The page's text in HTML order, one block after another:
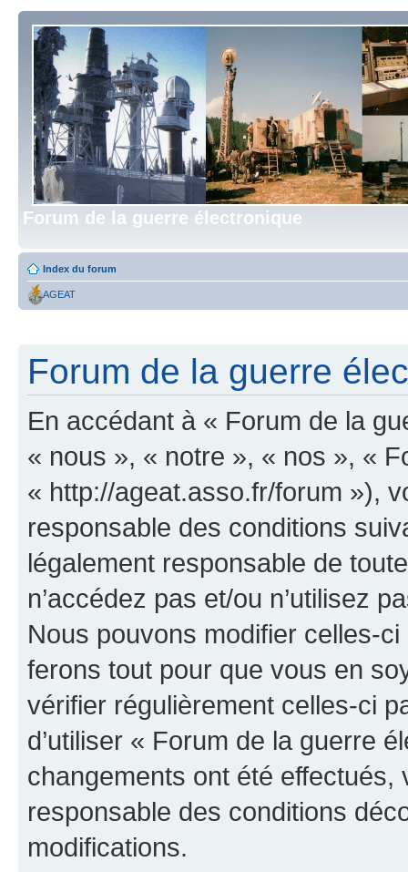
Forum de la guerre électronique
Index du forum
AGEAT
Forum de la guerre
En accédant à « Forum de la
« nous », « notre », « nos », «
« http://ageat.asso.fr/forum »),
responsable des conditions
légalement responsable de
n’accédez pas et/ou n’utilisez
Nous pouvons modifier celles-
ferons tout pour que vous en
vérifier régulièrement celles-ci
d’utiliser « Forum de la guerre
changements ont été effectués,
responsable des conditions
modifications.